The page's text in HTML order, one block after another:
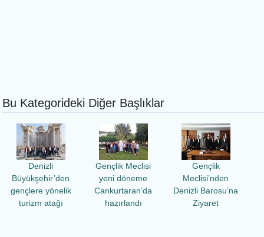
Bu Kategorideki Diğer Başlıklar
Denizli
Büyükşehir’den
gençlere yönelik
turizm atağı
Gençlik Meclisi
yeni döneme
Cankurtaran’da
hazırlandı
Gençlik
Meclisi’nden
Denizli Barosu’na
Ziyaret